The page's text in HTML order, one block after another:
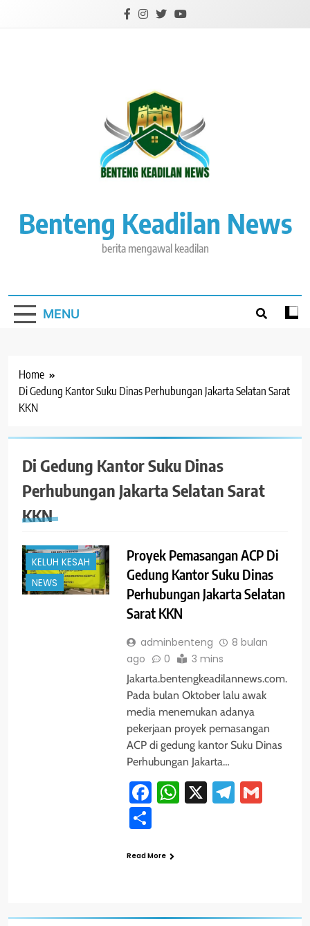
Benteng Keadilan News
berita mengawal keadilan
MENU
Home
Di Gedung Kantor Suku Dinas Perhubungan Jakarta Selatan Sarat
KKN
Di Gedung Kantor Suku Dinas
Perhubungan Jakarta Selatan Sarat
KKN
#TRENDING
HUKUM
KELUH KESAH
NEWS
Proyek Pemasangan ACP Di
Gedung Kantor Suku Dinas
Perhubungan Jakarta Selatan
Sarat KKN
adminbenteng
8 bulan
ago
0 3 mins
Jakarta.bentengkeadilannews.com.
Pada bulan Oktober lalu awak
media menemukan adanya
pekerjaan proyek pemasangan
ACP di gedung kantor Suku Dinas
Perhubungan Jakarta…
Facebook
WhatsApp
X
Share
Read More